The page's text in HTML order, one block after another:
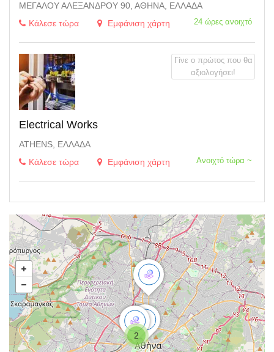
ΜΕΓΆΛΟΥ ΑΛΕΞΆΝΔΡΟΥ 90, ΑΘΉΝΑ, ΕΛΛΆΔΑ
Κάλεσε τώρα
Εμφάνιση χάρτη 24 ώρες ανοιχτό
Electrical Works
ATHENS, ΕΛΛΆΔΑ
Κάλεσε τώρα
Εμφάνιση χάρτη Ανοιχτό τώρα ~
Γίνε ο πρώτος που θα
αξιολογήσει!
2